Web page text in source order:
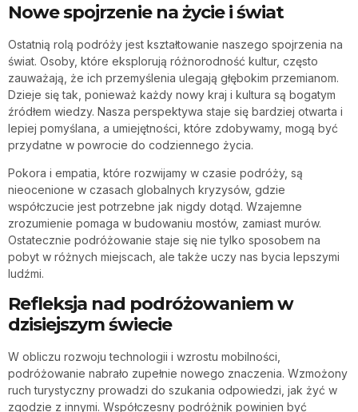
Nowe spojrzenie na życie i świat
Ostatnią rolą podróży jest kształtowanie naszego spojrzenia na
świat. Osoby, które eksplorują różnorodność kultur, często
zauważają, że ich przemyślenia ulegają głębokim przemianom.
Dzieje się tak, ponieważ każdy nowy kraj i kultura są bogatym
źródłem wiedzy. Nasza perspektywa staje się bardziej otwarta i
lepiej pomyślana, a umiejętności, które zdobywamy, mogą być
przydatne w powrocie do codziennego życia.
Pokora i empatia, które rozwijamy w czasie podróży, są
nieocenione w czasach globalnych kryzysów, gdzie
współczucie jest potrzebne jak nigdy dotąd. Wzajemne
zrozumienie pomaga w budowaniu mostów, zamiast murów.
Ostatecznie podróżowanie staje się nie tylko sposobem na
pobyt w różnych miejscach, ale także uczy nas bycia lepszymi
ludźmi.
Refleksja nad podróżowaniem w
dzisiejszym świecie
W obliczu rozwoju technologii i wzrostu mobilności,
podróżowanie nabrało zupełnie nowego znaczenia. Wzmożony
ruch turystyczny prowadzi do szukania odpowiedzi, jak żyć w
zgodzie z innymi. Współczesny podróżnik powinien być